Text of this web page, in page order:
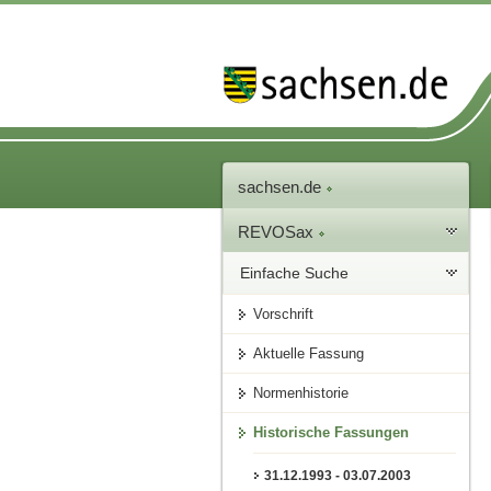
sachsen.de
REVOSax
Einfache Suche
Vorschrift
Aktuelle Fassung
Normenhistorie
Historische Fassungen
31.12.1993 - 03.07.2003